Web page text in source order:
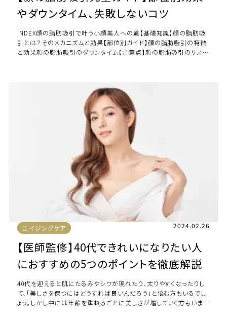
やダウンタイム、失敗しないコツ
INDEX顔の脂肪吸引で叶う小顔美人への道【基礎知識】顔の脂肪吸
引とは？そのメカニズムと効果【部位別ガイド】顔の脂肪吸引の特徴
と効果顔の脂肪吸引のダウンタイム【注意点】顔の脂肪吸引のリスク
エイジングケア 2024.02.26
【医師監修】40代できれいになりたい人
におすすめの5つのポイントを徹底解説
40代を迎えると肌にたるみやシワが現れたり、太りやすくなったりし
て、「美しさを保つにはどうすれば良いんだろう」と悩む方もいるでし
ょう。しかし中には年齢を重ねるごとに美しさが増していく方もいま